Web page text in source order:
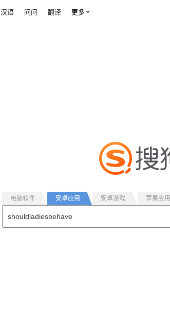
汉语 问问 翻译 更多
电脑软件 安卓应用 安卓游戏 苹果应用